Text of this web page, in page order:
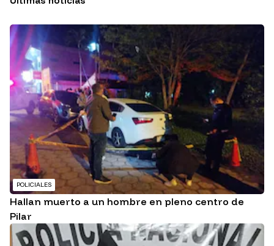
POLICIALES
Hallan muerto a un hombre en pleno centro de
Pilar